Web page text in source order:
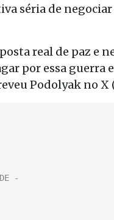
séria de
real de paz e
por essa
Podolyak no